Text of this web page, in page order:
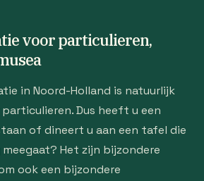
voor particulieren,
in Noord-Holland is natuurlijk
Dus heeft u een
of dineert u aan een tafel die
Het zijn bijzondere
ook een bijzondere